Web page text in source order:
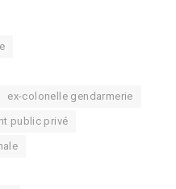
ex-colonelle gendarmerie
public privé